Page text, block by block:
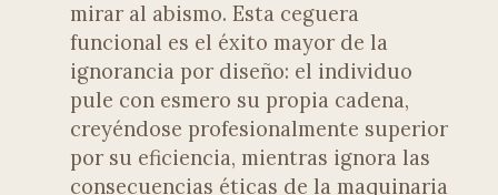
mirar al abismo. Esta ceguera
funcional es el éxito mayor de la
ignorancia por diseño: el individuo
pule con esmero su propia cadena,
creyéndose profesionalmente superior
por su eficiencia, mientras ignora las
consecuencias éticas de la maquinaria